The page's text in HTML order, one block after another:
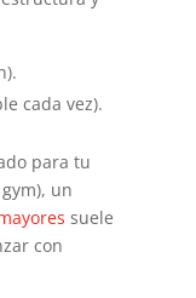
cada vez).
para tu
un
suele
con